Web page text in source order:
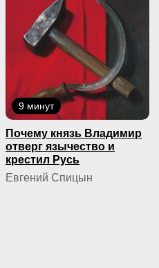
9 минут
Почему князь Владимир
отверг язычество и
крестил Русь
Евгений Спицын